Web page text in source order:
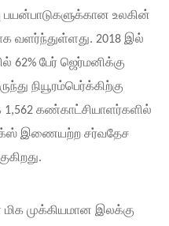
பயன்பாடுகளுக்கான உலகின்
வளர்ந்துள்ளது. 2018 இல்
62% பேர் ஜெர்மனிக்கு
நியூரம்பெர்க்கிற்கு
கண்காட்சியாளர்களில்
இணையற்ற சர்வதேச
முக்கியமான இலக்கு